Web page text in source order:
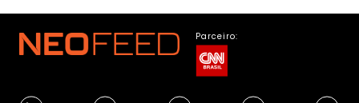
Parceiro: